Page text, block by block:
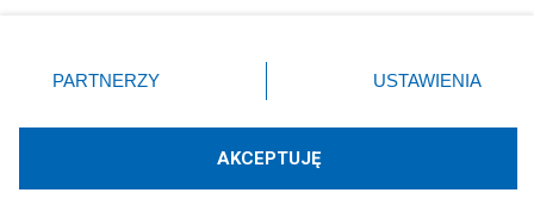
Technologię dostarcza:W3media.pl
zmienić/wycofać klikając przycisk ustawień prywatności
znajdujący się w lewym dolnym rogu strony
rodzaje przetwarzania danych nie wymagają zgody
użytkownika, ale masz prawo sprzeciwić się takiemu
PARTNERZY USTAWIENIA
AKCEPTUJĘ